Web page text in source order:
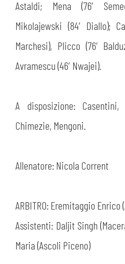
CERCA
Astaldi; Mena (76′
Mikolajewski (84′ Diallo);
Marchesi), Plicco (76′
Avramescu (46′ Nwajei).
A disposizione:
Chimezie, Mengoni.
Allenatore: Nicola Corrent
ARBITRO: Eremitaggio Enrico
Assistenti: Daljit Singh
Maria (Ascoli Piceno)